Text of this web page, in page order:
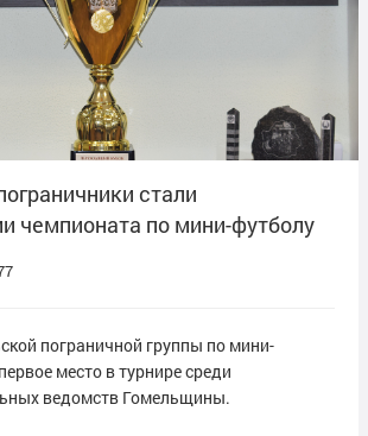
стали
чемпионата по мини-футболу
пограничной группы по мини-
место в турнире среди
ведомств Гомельщины.